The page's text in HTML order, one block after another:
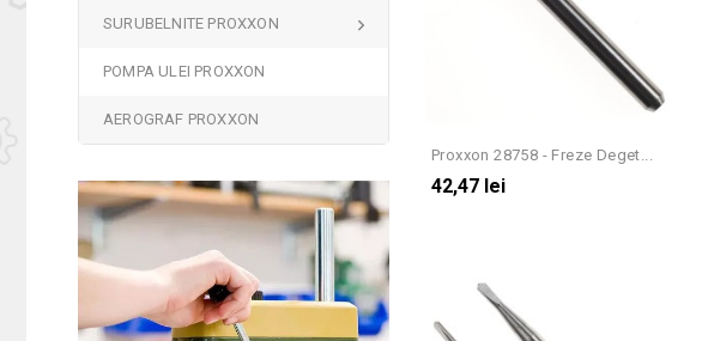
SURUBELNITE PROXXON
POMPA ULEI PROXXON
AEROGRAF PROXXON
Proxxon 28758 - Freze Deget...
42,47 lei